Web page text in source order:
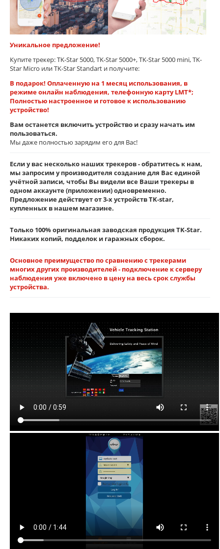
Уникальное предложение!
Купите трекер: TK-Star 5000, TK-Star 5000+, TK-Star 5000 mini, TK-
Star Micro или TK-Star Standart и получите:
В подарок! Оплаченную на 1 месяц использования, в
режиме онлайн наблюдения, телефонную карту LMT*;
Полностью настроенное и готовое к использованию
устройство!
Вам останется включить устройство и сразу начать им
пользоваться.
Мы даже полностью зарядим его для Вас!
Если у вас несколько наших трекеров - обратитесь к нам,
мы запросим у производителя создание для Вас единой
учётной записи, чтобы Вы видели все Ваши трекеры в
одном аккаунте (приложении) одновременно.
Предложение действует от 3-х устройств TK-star,
купленных в нашем магазине.
Только 100% оригинальная заводская продукция TK-Star.
Никаких копий, подделок и гаражных сборок.
Основное преимущество по сравнению с трекерами
многих других производителей - подключение к серверу
наблюдения уже включено в цену на весь срок службы
устройства.